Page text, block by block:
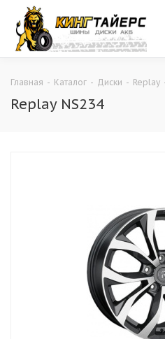
Главная - Каталог - Диски - Replay
Replay NS234